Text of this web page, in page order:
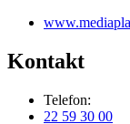
Kontakt
Telefon:
22 59 30 00